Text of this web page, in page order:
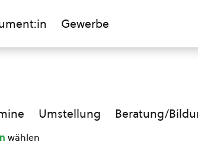
Gewerbe
Umstellung Beratung/
wählen